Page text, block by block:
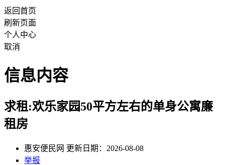
返回首页
刷新页面
个人中心
取消
信息内容
求租:欢乐家园50平方左右的单身公寓廉
租房
惠安便民网 更新日期：2026-08-08
举报